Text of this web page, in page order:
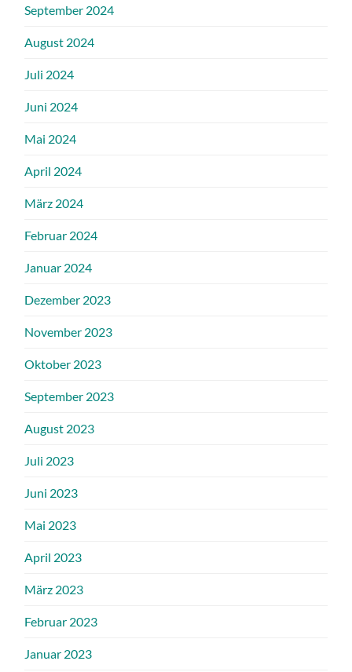
September 2024
August 2024
Juli 2024
Juni 2024
Mai 2024
April 2024
März 2024
Februar 2024
Januar 2024
Dezember 2023
November 2023
Oktober 2023
September 2023
August 2023
Juli 2023
Juni 2023
Mai 2023
April 2023
März 2023
Februar 2023
Januar 2023